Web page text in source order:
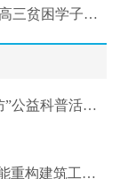
[商业信息]河南货拉拉公益在心间，为高三贫困学子助飞大学梦
在天坛正式启幕
建筑工程产业